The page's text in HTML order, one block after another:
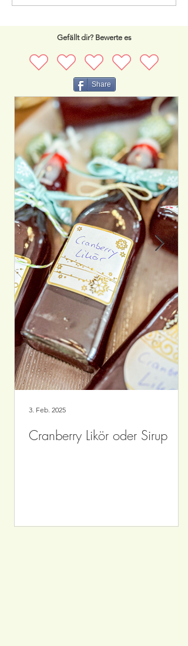
Gefällt dir? Bewerte es
Share
Cranberry Likör oder Sirup
3. Feb. 2025